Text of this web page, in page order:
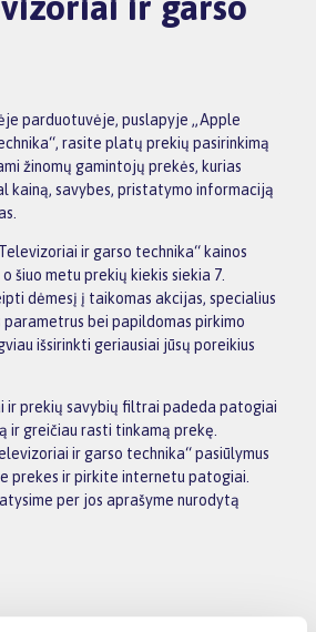
parduotuvėje, puslapyje „Apple
rasite platų prekių pasirinkimą
žinomų gamintojų prekės, kurias
kainą, savybes, pristatymo informaciją
ir garso technika“ kainos
šiuo metu prekių kiekis siekia 7.
dėmesį į taikomas akcijas, specialius
parametrus bei papildomas pirkimo
išsirinkti geriausiai jūsų poreikius
ir prekių savybių filtrai padeda patogiai
ir greičiau rasti tinkamą prekę.
ir garso technika“ pasiūlymus
prekes ir pirkite internetu patogiai.
per jos aprašyme nurodytą